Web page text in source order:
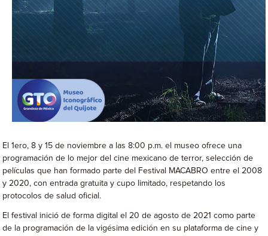
El 1ero, 8 y 15 de noviembre a las 8:00 p.m. el museo ofrece una
programación de lo mejor del cine mexicano de terror, selección de
películas que han formado parte del Festival MACABRO entre el 2008
y 2020, con entrada gratuita y cupo limitado, respetando los
protocolos de salud oficial.
El festival inició de forma digital el 20 de agosto de 2021 como parte
de la programación de la vigésima edición en su plataforma de cine y